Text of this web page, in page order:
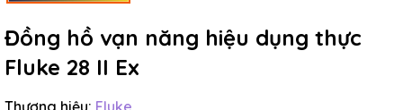
Đồng hồ vạn năng hiệu dụng thực
Fluke 28 II Ex
Thương hiệu: Fluke